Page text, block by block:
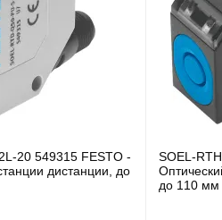
20 549315 FESTO -
дистанции, до
SOEL-
до 110 мм